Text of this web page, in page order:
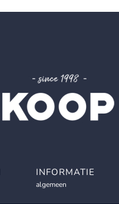
INFORMATIE
algemeen